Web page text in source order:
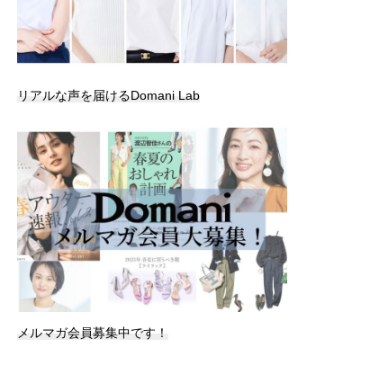
リアルな声を届けるDomani Lab
メルマガ会員募集中です！